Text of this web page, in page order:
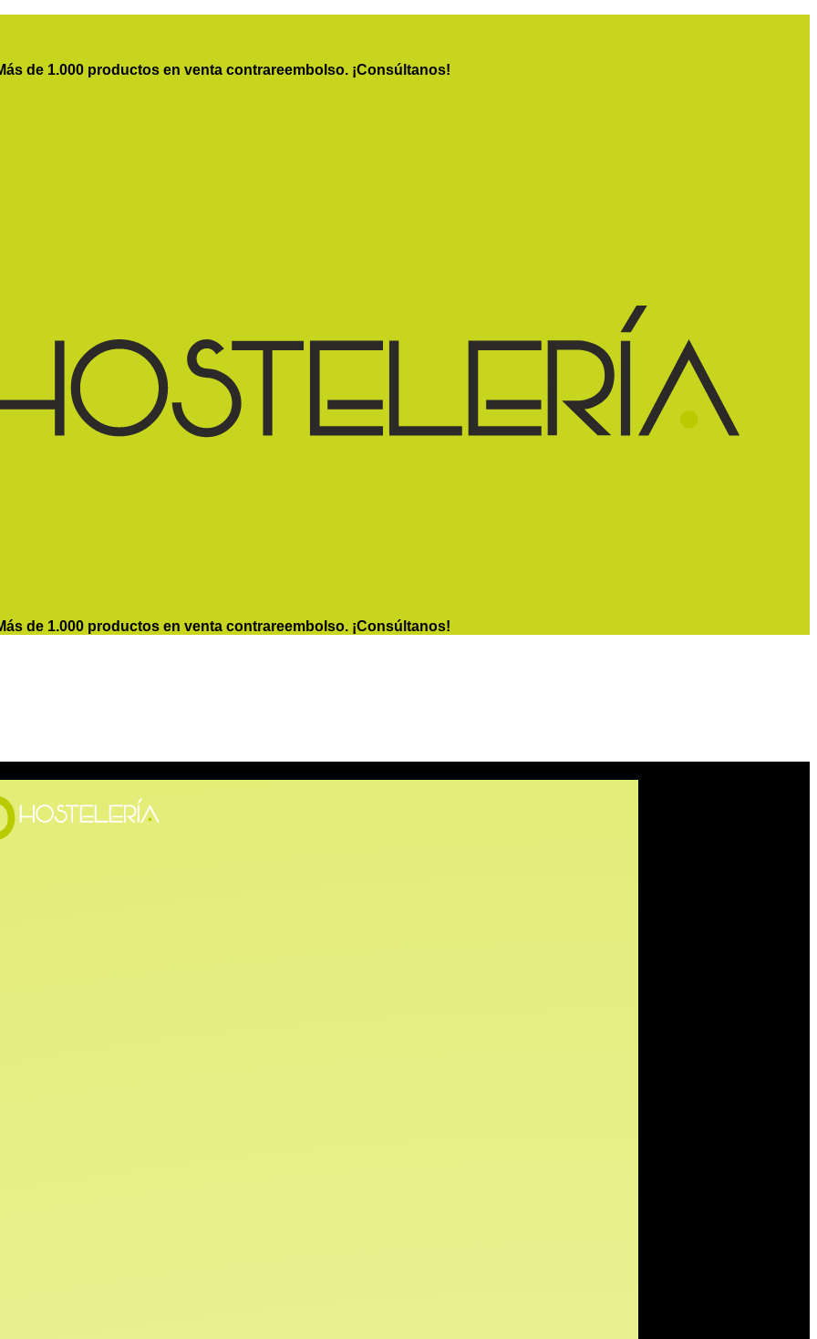
de 1.000 productos en venta contrareembolso. ¡Consúltanos!
de 1.000 productos en venta contrareembolso. ¡Consúltanos!